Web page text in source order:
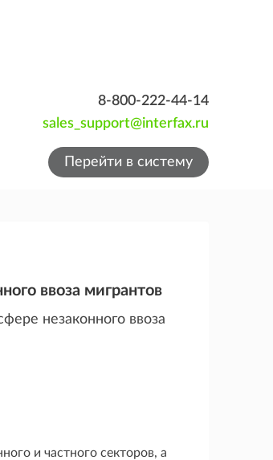
8-800-222-44-14
sales_support@interfax.ru
Перейти в систему
ввоза мигрантов
незаконного ввоза
и частного секторов, а